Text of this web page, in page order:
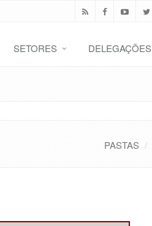
SETORES DELEGAÇÕES
PASTAS